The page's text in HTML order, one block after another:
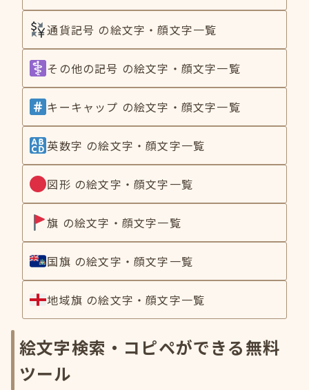
通貨記号 の絵文字・顔文字一覧
その他の記号 の絵文字・顔文字一覧
キーキャップ の絵文字・顔文字一覧
英数字 の絵文字・顔文字一覧
図形 の絵文字・顔文字一覧
旗 の絵文字・顔文字一覧
国旗 の絵文字・顔文字一覧
地域旗 の絵文字・顔文字一覧
絵文字検索・コピペができる無料
ツール